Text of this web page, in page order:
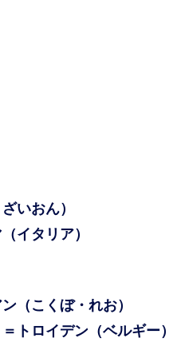
いおん）
イタリア）
（こくぼ・れお）
トロイデン（ベルギー